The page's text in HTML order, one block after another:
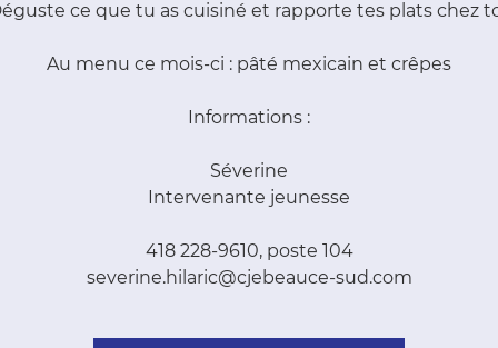
ce que tu as cuisiné et rapporte tes plats chez
Au menu ce mois-ci : pâté mexicain et crêpes
Informations :
Séverine
Intervenante jeunesse
418 228-9610, poste 104
severine.hilaric@cjebeauce-sud.com